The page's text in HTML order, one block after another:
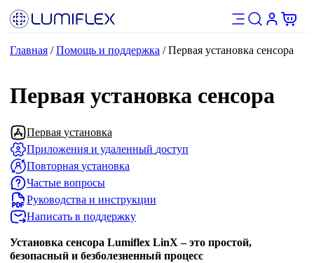
Главная /Помощь и поддержка /Первая установка сенсора
Первая установка сенсора
Первая установка
Приложения и удаленный доступ
Повторная установка
Частые вопросы
Руководства и инструкции
Написать в поддержку
Установка сенсора Lumiflex LinX – это простой,
безопасный и безболезненный процесс